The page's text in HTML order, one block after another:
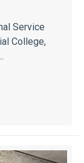
Service
College,